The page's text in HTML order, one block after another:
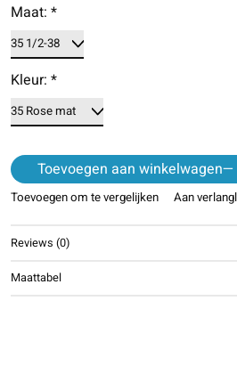
Maat: *
Kleur: *
Toevoegen aan winkelwagen
Toevoegen om te vergelijken Aan
Reviews (0)
Maattabel